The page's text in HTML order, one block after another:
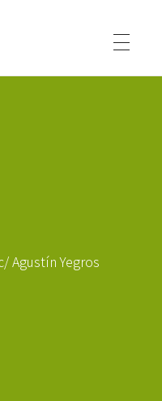
Agustín Yegros